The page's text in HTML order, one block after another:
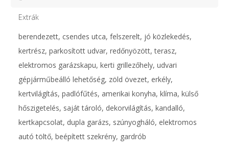
Extrák
berendezett, csendes utca, felszerelt, jó közlekedés,
kertrész, parkosított udvar, redőnyözött, terasz,
elektromos garázskapu, kerti grillezőhely, udvari
gépjárműbeálló lehetőség, zöld övezet, erkély,
kertvilágítás, padlófűtés, amerikai konyha, klíma, külső
hőszigetelés, saját tároló, dekorvilágítás, kandalló,
kertkapcsolat, dupla garázs, szúnyogháló, elektromos
autó töltő, beépített szekrény, gardrób